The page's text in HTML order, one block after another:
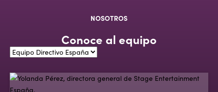
NOSOTROS
Conoce al equipo